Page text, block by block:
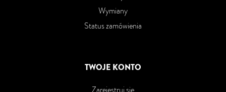
Wymiany
Status zamówienia
TWOJE KONTO